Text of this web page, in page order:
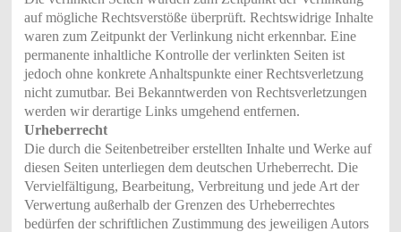
auf mögliche Rechtsverstöße überprüft. Rechtswidrige Inhalte
waren zum Zeitpunkt der Verlinkung nicht erkennbar. Eine
permanente inhaltliche Kontrolle der verlinkten Seiten ist
jedoch ohne konkrete Anhaltspunkte einer Rechtsverletzung
nicht zumutbar. Bei Bekanntwerden von Rechtsverletzungen
werden wir derartige Links umgehend entfernen.
Urheberrecht
Die durch die Seitenbetreiber erstellten Inhalte und Werke auf
diesen Seiten unterliegen dem deutschen Urheberrecht. Die
Vervielfältigung, Bearbeitung, Verbreitung und jede Art der
Verwertung außerhalb der Grenzen des Urheberrechtes
bedürfen der schriftlichen Zustimmung des jeweiligen Autors